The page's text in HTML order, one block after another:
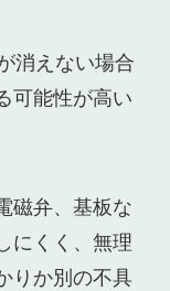
消えない場合
可能性が高い
磁弁、基板な
にくく、無理
りか別の不具